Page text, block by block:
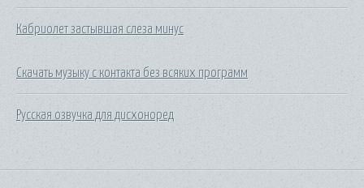
Кабриолет застывшая слеза минус
Скачать музыку с контакта без всяких программ
Русская озвучка для дисхоноред